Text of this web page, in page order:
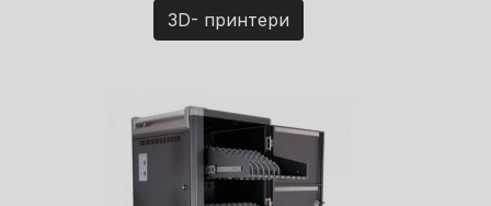
3D- принтери